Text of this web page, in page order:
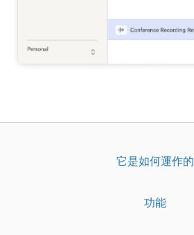
它是如何運作的
功能